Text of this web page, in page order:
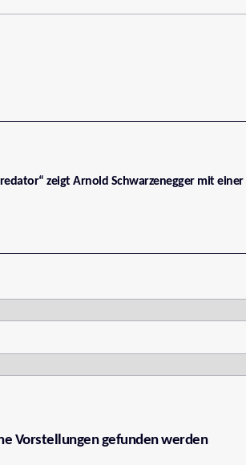
zeigt Arnold Schwarzenegger mit
Vorstellungen gefunden werden